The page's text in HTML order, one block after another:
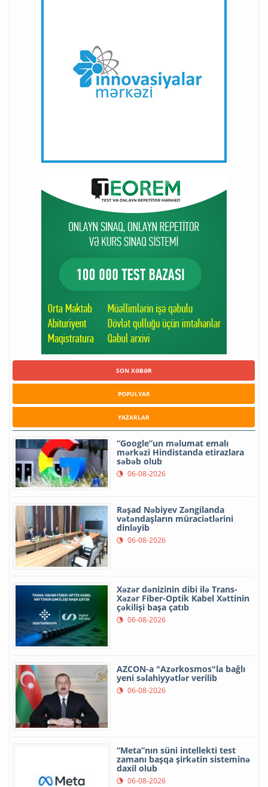
SON XƏBƏR
POPULYAR
YAZARLAR
“Google”un məlumat emalı
mərkəzi Hindistanda etirazlara
səbəb olub
06-08-2026
Rəşad Nəbiyev Zəngilanda
vətəndaşların müraciətlərini
dinləyib
06-08-2026
Xəzər dənizinin dibi ilə Trans-
Xəzər Fiber-Optik Kabel Xəttinin
çəkilişi başa çatıb
06-08-2026
AZCON-a "Azərkosmos"la bağlı
yeni səlahiyyətlər verilib
06-08-2026
“Meta”nın süni intellekti test
zamanı başqa şirkətin sisteminə
daxil olub
06-08-2026